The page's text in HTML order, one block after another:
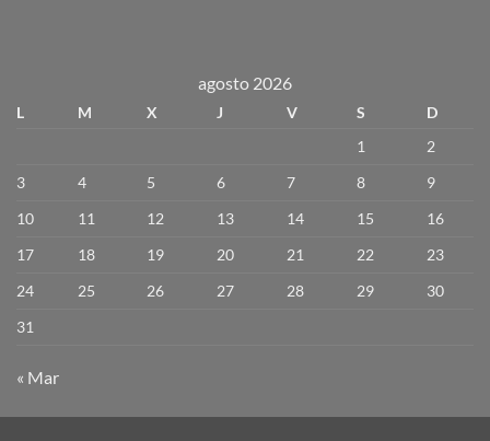
agosto 2026
L M X J V S
D
1
2
3
4 5 6 7 8
9
10
11 12 13 14 15
16
17
18 19 20 21 22
23
24
25 26 27 28 29
30
31
« Mar